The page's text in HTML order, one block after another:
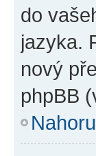
do
jazyka.
nový
phpBB
Nahoru